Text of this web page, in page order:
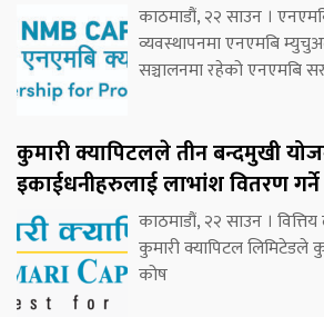
काठमाडौं, २२ साउन ।
व्यवस्थापनमा एनएमबि
सञ्चालनमा रहेको एनएमबि
कुमारी क्यापिटलले तीन बन्दमुखी
इकाईधनीहरुलाई लाभांश वितरण
काठमाडौं, २२ साउन ।
कुमारी क्यापिटल लिमिटेडले
कोष